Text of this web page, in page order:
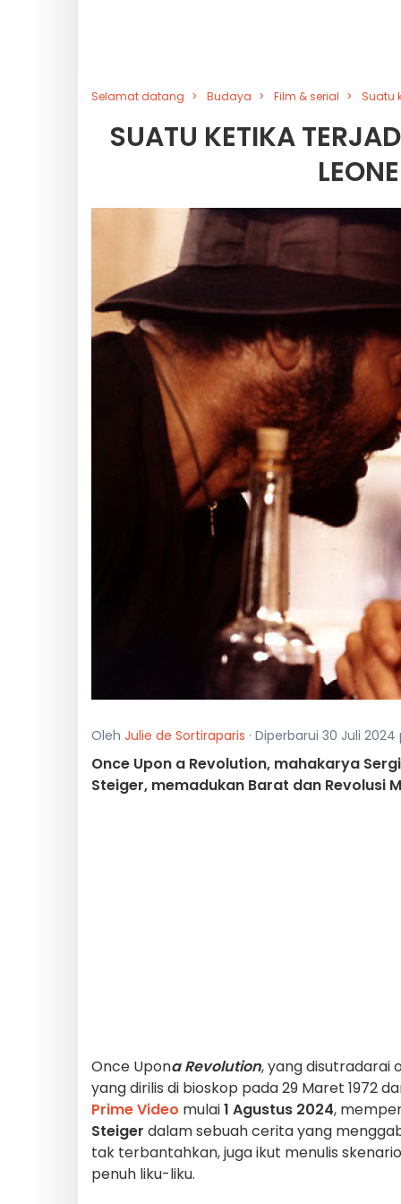
Selamat datang Budaya Film & serial Suatu
SUATU KETIKA
Oleh Julie de Sortiraparis · Diperbarui 30 Juli
Once Upon a Revolution, mahakarya
Steiger, memadukan Barat dan Revolusi
Once Upona Revolution, yang disutradarai
yang dirilis di bioskop pada 29 Maret 1972
Prime Video mulai1 Agustus 2024,
Steiger dalam sebuah cerita yang
tak terbantahkan, juga ikut menulis
penuh liku-liku.